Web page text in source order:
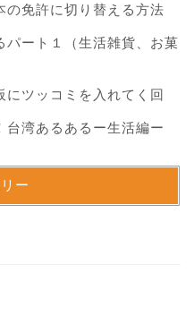
の免許に切り替える方法
パート１（生活雑貨、お菓
にツッコミを入れてく回
台湾あるあるー生活編ー
ー